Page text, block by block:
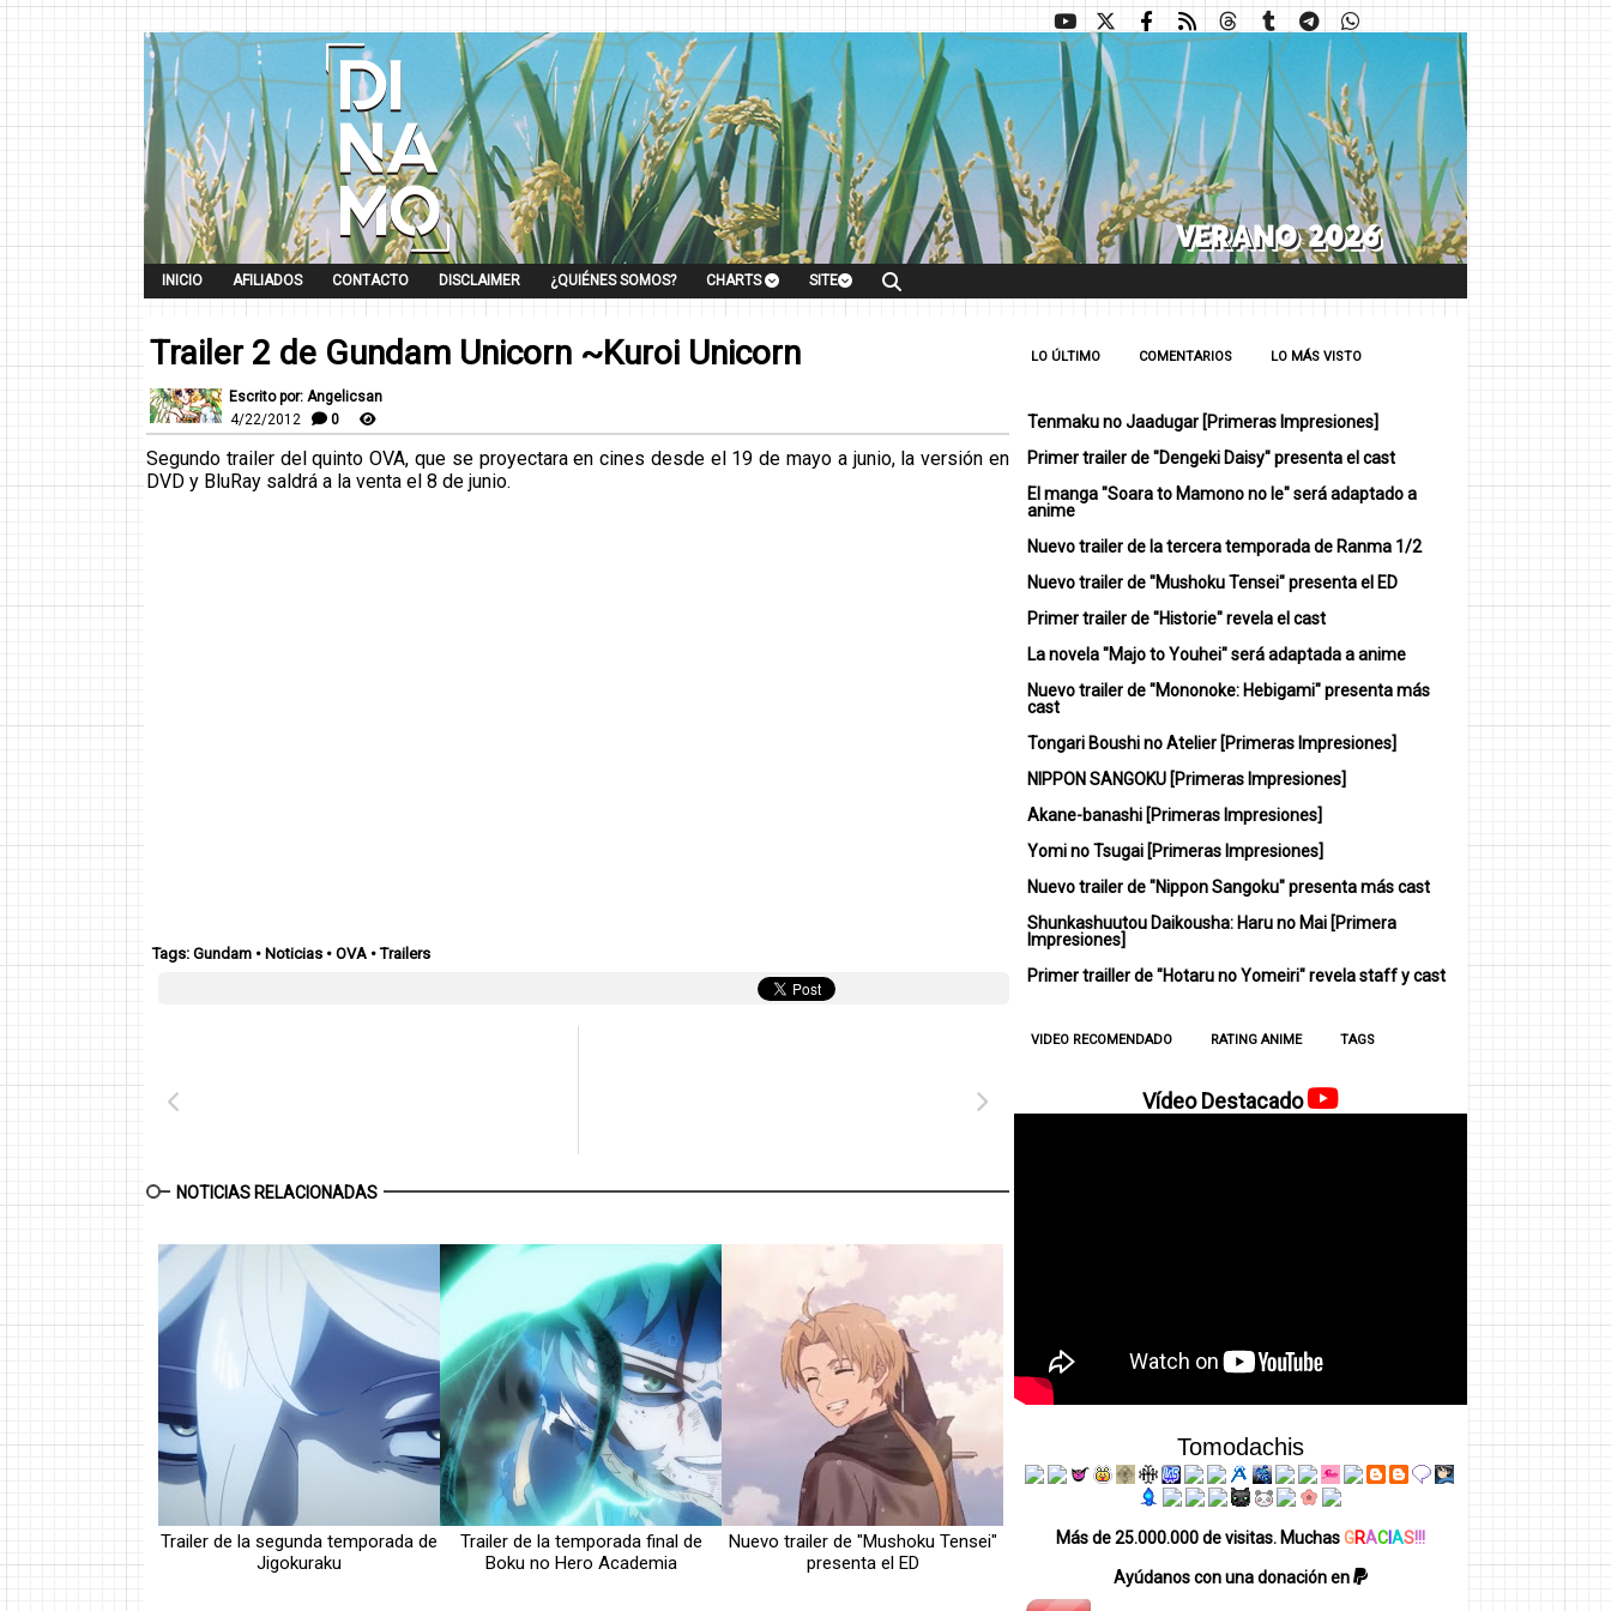
INICIO AFILIADOS CONTACTO DISCLAIMER ¿QUIÉNES SOMOS? CHARTS SITE
Trailer 2 de Gundam Unicorn ~Kuroi Unicorn
Escrito por: Angelicsan
4/22/2012
0
Segundo trailer del quinto OVA, que se proyectara en cines desde el 19 de mayo a junio, la versión en
DVD y BluRay saldrá a la venta el 8 de junio.
Tags: Gundam • Noticias • OVA •Trailers
NOTICIAS RELACIONADAS
Trailer de la segunda temporada de
Jigokuraku
Trailer de la temporada final de
Boku no Hero Academia
Nuevo trailer de "Mushoku Tensei"
presenta el ED
LO ÚLTIMO COMENTARIOS LO MÁS VISTO
Tenmaku no Jaadugar [Primeras Impresiones]
Primer trailer de "Dengeki Daisy" presenta el cast
El manga "Soara to Mamono no Ie" será adaptado a
anime
Nuevo trailer de la tercera temporada de Ranma 1/2
Nuevo trailer de "Mushoku Tensei" presenta el ED
Primer trailer de "Historie" revela el cast
La novela "Majo to Youhei" será adaptada a anime
Nuevo trailer de "Mononoke: Hebigami" presenta más
cast
Tongari Boushi no Atelier [Primeras Impresiones]
NIPPON SANGOKU [Primeras Impresiones]
Akane-banashi [Primeras Impresiones]
Yomi no Tsugai [Primeras Impresiones]
Nuevo trailer de "Nippon Sangoku" presenta más cast
Shunkashuutou Daikousha: Haru no Mai [Primera
Impresiones]
Primer trailler de "Hotaru no Yomeiri" revela staff y cast
VIDEO RECOMENDADO RATING ANIME TAGS
Vídeo Destacado
Tomodachis
Más de 25.000.000 de visitas. MuchasGRACAS!!!
Ayúdanos con una donación en